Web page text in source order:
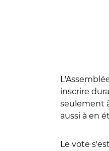
inscrire
seulement
aussi à en
Le vote